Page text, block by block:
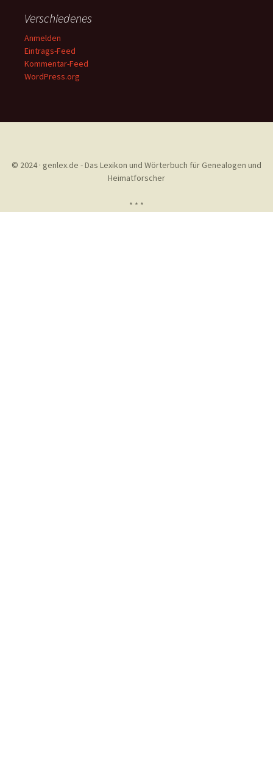
Verschiedenes
Anmelden
Eintrags-Feed
Kommentar-Feed
WordPress.org
© 2024 · genlex.de - Das Lexikon und Wörterbuch für Genealogen und
Heimatforscher
* * *